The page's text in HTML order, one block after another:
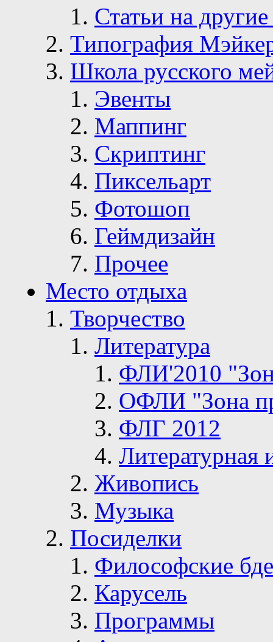
Статьи на
Типография
Школа русского
Эвенты
Маппинг
Скриптинг
Пиксельарт
Фотошоп
Геймдизайн
Прочее
Место отдыха
Творчество
Литература
ФЛИ'2010
ОФЛИ "Зона
ФЛГ 2012
Живопись
Музыка
Посиделки
Философские
Карусель
Программы